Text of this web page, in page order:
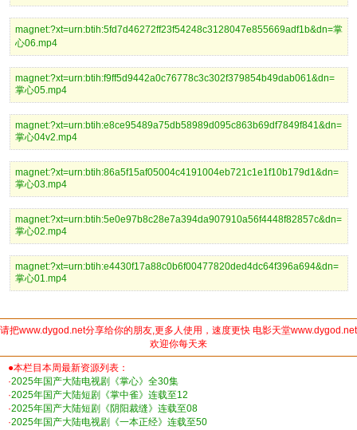
magnet:?xt=urn:btih:5fd7d46272ff23f54248c3128047e855669adf1b&dn=掌
心06.mp4
magnet:?xt=urn:btih:f9ff5d9442a0c76778c3c302f379854b49dab061&dn=
掌心05.mp4
magnet:?xt=urn:btih:e8ce95489a75db58989d095c863b69df7849f841&dn=
掌心04v2.mp4
magnet:?xt=urn:btih:86a5f15af05004c4191004eb721c1e1f10b179d1&dn=
掌心03.mp4
magnet:?xt=urn:btih:5e0e97b8c28e7a394da907910a56f4448f82857c&dn=
掌心02.mp4
magnet:?xt=urn:btih:e4430f17a88c0b6f00477820ded4dc64f396a694&dn=
掌心01.mp4
请把www.dygod.net分享给你的朋友,更多人使用，速度更快 电影天堂www.dygod.net
欢迎你每天来
●本栏目本周最新资源列表：
·2025年国产大陆电视剧《掌心》全30集
·2025年国产大陆短剧《掌中雀》连载至12
·2025年国产大陆短剧《阴阳裁缝》连载至08
·2025年国产大陆电视剧《一本正经》连载至50